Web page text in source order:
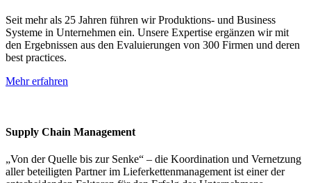
Seit mehr als 25 Jahren führen wir Produktions- und Business
Systeme in Unternehmen ein. Unsere Expertise ergänzen wir mit
den Ergebnissen aus den Evaluierungen von 300 Firmen und deren
best practices.
Mehr erfahren
Supply Chain Management
„Von der Quelle bis zur Senke“ – die Koordination und Vernetzung
aller beteiligten Partner im Lieferkettenmanagement ist einer der